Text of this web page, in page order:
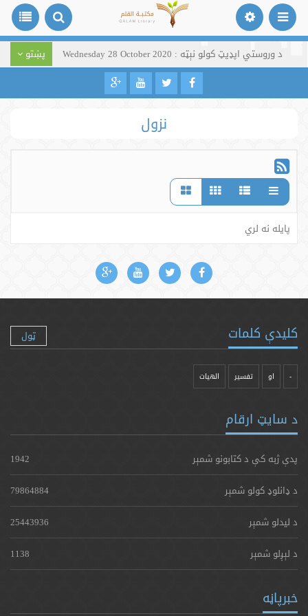
د وروستي اپډیټ کولو نېټه : Wednesday 28 October 2020 پښتو
نزول
پایله نه لري
کلیدې کلمات ټول
- او تفسیر الهیات
د سایټ ارقام
پدې ژبه کې د کتابونو شمېر
1942
د ډانلوډ کولو شمېر
79864884
د لیدلو شمېر
25443936
د لېږلو شمېر
1138
خبرپاڼه